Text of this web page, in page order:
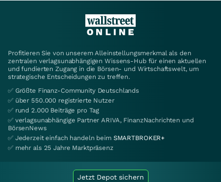
Profitieren Sie von unserem Alleinstellungsmerkmal als den
zentralen verlagsunabhängigen Wissens-Hub für einen aktuellen
und fundierten Zugang in die Börsen- und Wirtschaftswelt, um
strategische Entscheidungen zu treffen.
✅ Größte Finanz-Community Deutschlands
✅ über 550.000 registrierte Nutzer
✅ rund 2.000 Beiträge pro Tag
✅ verlagsunabhängige Partner ARIVA, FinanzNachrichten und
BörsenNews
✅ Jederzeit einfach handeln beim SMARTBROKER+
✅ mehr als 25 Jahre Marktpräsenz
Jetzt Depot sichern